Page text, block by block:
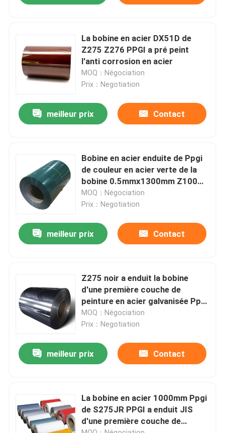
A propos de nous
Contacts
Produits
feuille inoxydable de plaque d'acier
Bobine d'acier inoxydable
Tube carré de solides solubles
Tuyau d'acier inoxydable sans couture
bande d'acier inoxydable
La bobine en acier DX51D de
Z275 Z276 PPGI a pré peint
l'anti corrosion en acier
MOQ：Négociation
Prix：Negotiation
meilleur prix Contact
Bobine en acier enduite de Ppgi
de couleur en acier verte de la
bobine 0.5mmx1300mm Z100
Z150
MOQ：Négociation
Prix：Negotiation
meilleur prix Contact
Z275 noir a enduit la bobine
d'une première couche de
peinture en acier galvanisée Ppgi
a enduit le MTC d'une première
couche de peinture en acier
MOQ：Négociation
Prix：Negotiation
meilleur prix Contact
La bobine en acier 1000mm Ppgi
de S275JR PPGI a enduit JIS
d'une première couche de